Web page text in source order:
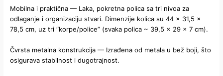
Mobilna i praktična — Laka, pokretna polica sa tri nivoa za
odlaganje i organizaciju stvari. Dimenzije kolica su 44 × 31,5 ×
78,5 cm, uz tri “korpe/police” (svaka polica ~ 39,5 × 29 × 7 cm).
Čvrsta metalna konstrukcija — Izrađena od metala u bež boji, što
osigurava stabilnost i dugotrajnost.